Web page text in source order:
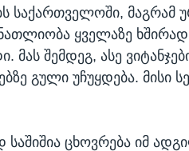
საქართველოში,
ყველაზე
მას შემდეგ, ასე
გული უჩუყდება.
საშიშია ცხოვრება იმ